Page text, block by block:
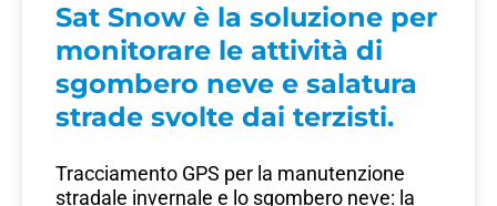
Sat Snow è la soluzione per
monitorare le attività di
sgombero neve e salatura
strade svolte dai terzisti.
Tracciamento GPS per la manutenzione
stradale invernale e lo sgombero neve: la